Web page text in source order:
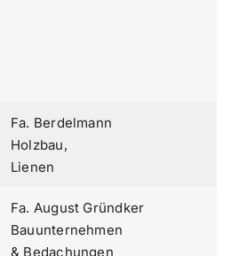
Fa. Berdelmann
Holzbau,
Lienen
Fa. August Gründker
Bauunternehmen
& Bedachungen